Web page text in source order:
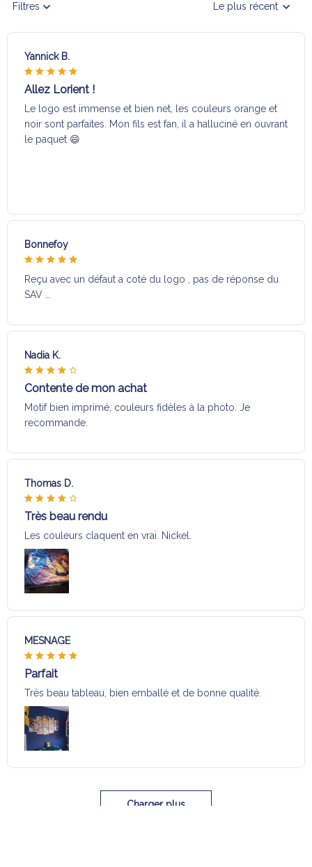
Filtres Le plus récent
Yannick B.
Allez Lorient !
Le logo est immense et bien net, les couleurs orange et
noir sont parfaites. Mon fils est fan, il a halluciné en ouvrant
le paquet 😄
Bonnefoy
Reçu avec un défaut a coté du logo , pas de réponse du
SAV …
Nadia K.
Contente de mon achat
Motif bien imprimé, couleurs fidèles à la photo. Je
recommande.
Thomas D.
Très beau rendu
Les couleurs claquent en vrai. Nickel.
MESNAGE
Parfait
Très beau tableau, bien emballé et de bonne qualité.
Charger plus